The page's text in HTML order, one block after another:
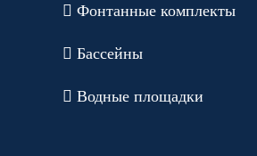
Фонтанные комплекты
Бассейны
Водные площадки